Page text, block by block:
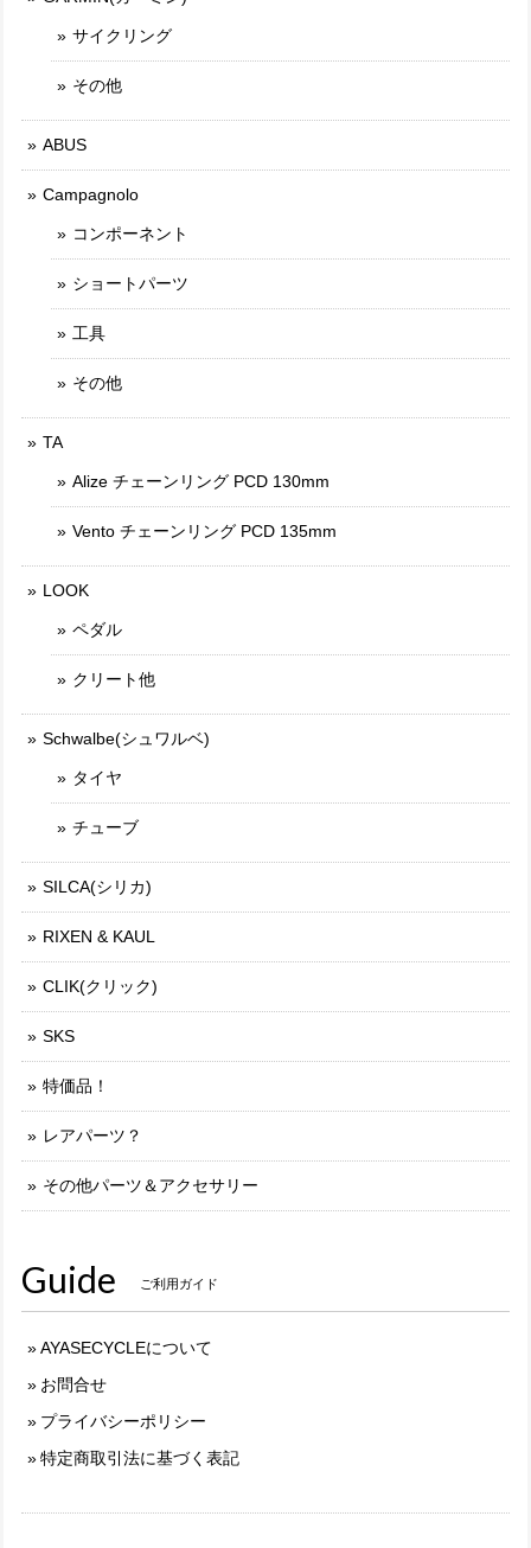
サイクリング
その他
ABUS
Campagnolo
コンポーネント
ショートパーツ
工具
その他
TA
Alize チェーンリング PCD 130mm
Vento チェーンリング PCD 135mm
LOOK
ペダル
クリート他
Schwalbe(シュワルベ)
タイヤ
チューブ
SILCA(シリカ)
RIXEN & KAUL
CLIK(クリック)
SKS
特価品！
レアパーツ？
その他パーツ＆アクセサリー
Guide ご利用ガイド
AYASECYCLEについて
お問合せ
プライバシーポリシー
特定商取引法に基づく表記